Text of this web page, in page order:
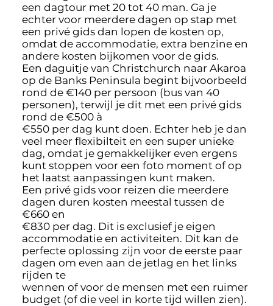
een dagtour met 20 tot 40 man. Ga je
echter voor meerdere dagen op stap met
een privé gids dan lopen de kosten op,
omdat de accommodatie, extra benzine en
andere kosten bijkomen voor de gids.
Een daguitje van Christchurch naar Akaroa
op de Banks Peninsula begint bijvoorbeeld
rond de €140 per persoon (bus van 40
personen), terwijl je dit met een privé gids
rond de €500 à
€550 per dag kunt doen. Echter heb je dan
veel meer flexibilteit en een super unieke
dag, omdat je gemakkelijker even ergens
kunt stoppen voor een foto moment of op
het laatst aanpassingen kunt maken.
Een privé gids voor reizen die meerdere
dagen duren kosten meestal tussen de
€660 en
€830 per dag. Dit is exclusief je eigen
accommodatie en activiteiten. Dit kan de
perfecte oplossing zijn voor de eerste paar
dagen om even aan de jetlag en het links
rijden te
wennen of voor de mensen met een ruimer
budget (of die veel in korte tijd willen zien).